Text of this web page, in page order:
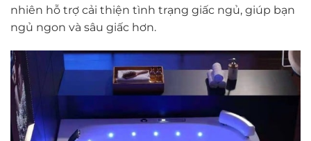
nhiên hỗ trợ cải thiện tình trạng giấc ngủ, giúp bạn
ngủ ngon và sâu giấc hơn.